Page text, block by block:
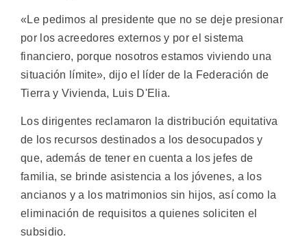
«Le pedimos al presidente que no se deje presionar
por los acreedores externos y por el sistema
financiero, porque nosotros estamos viviendo una
situación límite», dijo el líder de la Federación de
Tierra y Vivienda, Luis D'Elia.
Los dirigentes reclamaron la distribución equitativa
de los recursos destinados a los desocupados y
que, además de tener en cuenta a los jefes de
familia, se brinde asistencia a los jóvenes, a los
ancianos y a los matrimonios sin hijos, así como la
eliminación de requisitos a quienes soliciten el
subsidio.